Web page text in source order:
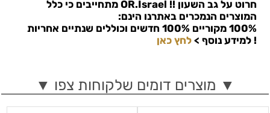
חרוט על גב השעון !! OR.Israel מתחייבים כי כלל
המוצרים הנמכרים באתרנו הינם:
100% מקוריים 100% חדשים וכוללים שנתיים אחריות
! למידע נוסף > לחץ כאן
▼ מוצרים דומים שלקוחות צפו ▼